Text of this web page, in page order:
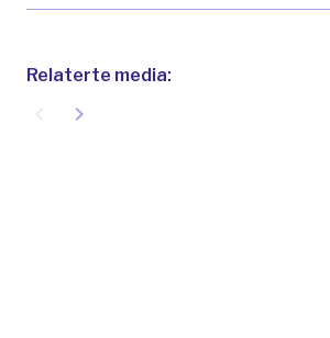
Relaterte media:
navigate_next